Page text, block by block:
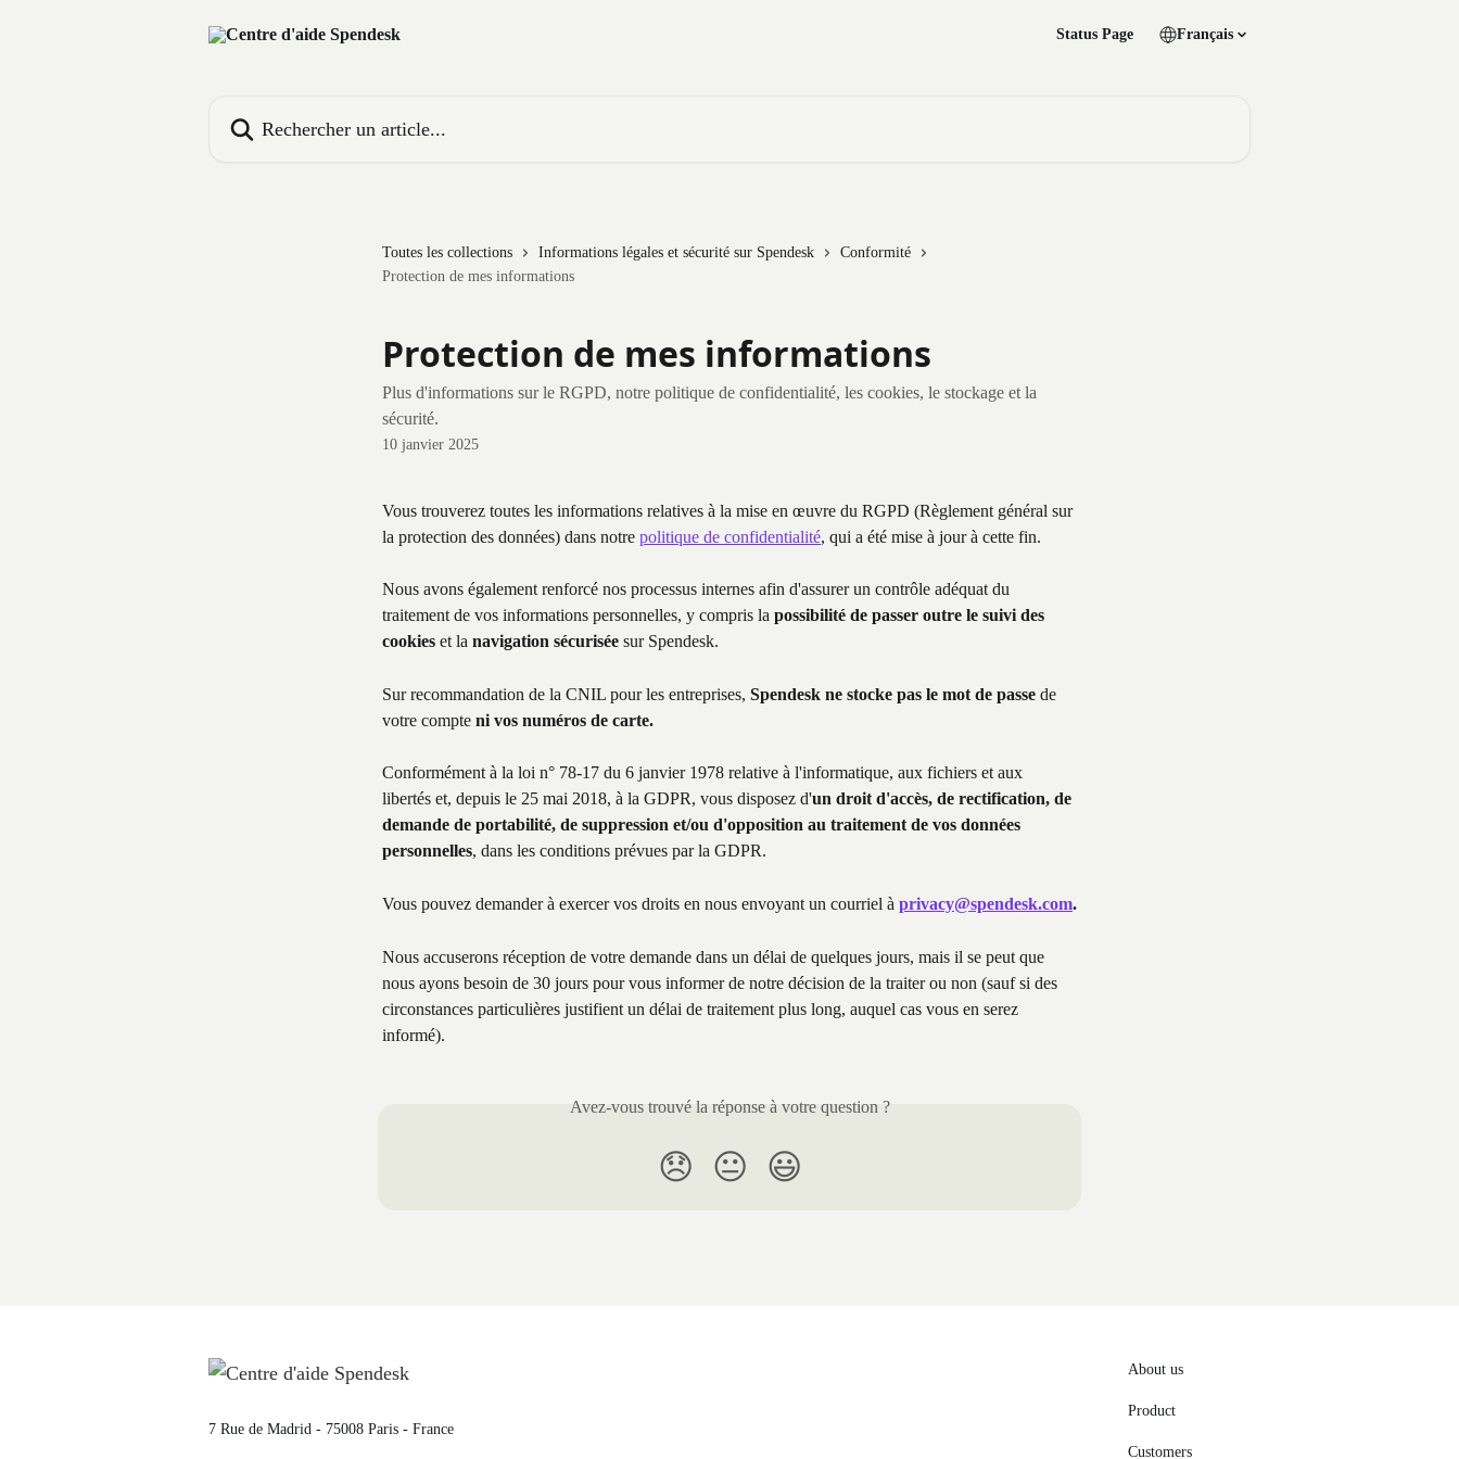
Status Page Français
Toutes les collections Informations légales et sécurité sur Spendesk
Conformité
Protection de mes informations
Protection de mes informations
Plus d'informations sur le RGPD, notre politique de confidentialité, les cookies, le stockage et la
sécurité.
10 janvier 2025
Vous trouverez toutes les informations relatives à la mise en œuvre du RGPD (Règlement général sur
la protection des données) dans notre politique de confidentialité, qui a été mise à jour à cette fin.
Nous avons également renforcé nos processus internes afin d'assurer un contrôle adéquat du
traitement de vos informations personnelles, y compris la possibilité de passer outre le suivi des
cookies et la navigation sécurisée sur Spendesk.
Sur recommandation de la CNIL pour les entreprises, Spendesk ne stocke pas le mot de passe de
votre compte ni vos numéros de carte.
Conformément à la loi n° 78-17 du 6 janvier 1978 relative à l'informatique, aux fichiers et aux
libertés et, depuis le 25 mai 2018, à la GDPR, vous disposez d'un droit d'accès, de rectification, de
demande de portabilité, de suppression et/ou d'opposition au traitement de vos données
personnelles, dans les conditions prévues par la GDPR.
Vous pouvez demander à exercer vos droits en nous envoyant un courriel à privacy@spendesk.com.
Nous accuserons réception de votre demande dans un délai de quelques jours, mais il se peut que
nous ayons besoin de 30 jours pour vous informer de notre décision de la traiter ou non (sauf si des
circonstances particulières justifient un délai de traitement plus long, auquel cas vous en serez
informé).
Avez-vous trouvé la réponse à votre question ?
😞 😐 😃
7 Rue de Madrid - 75008 Paris - France
About us
Product
Customers